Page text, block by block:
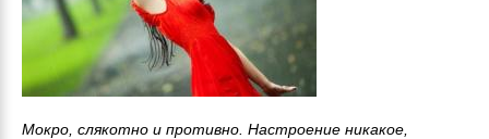
Мокро, слякотно и противно. Настроение никакое,